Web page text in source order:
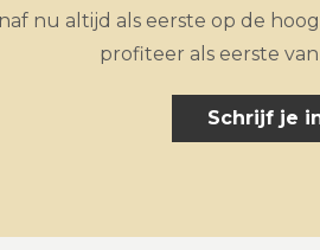
nu altijd als eerste op de
profiteer als eerste
Schrijf je